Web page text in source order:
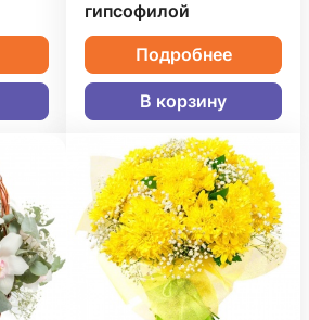
гипсофилой
Подробнее
В корзину